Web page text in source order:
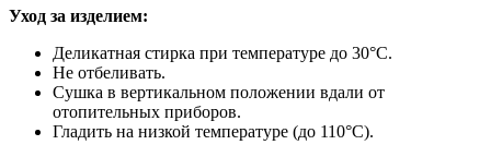
Уход за изделием:
Деликатная стирка при температуре до 30°C.
Не отбеливать.
Сушка в вертикальном положении вдали от
отопительных приборов.
Гладить на низкой температуре (до 110°C).